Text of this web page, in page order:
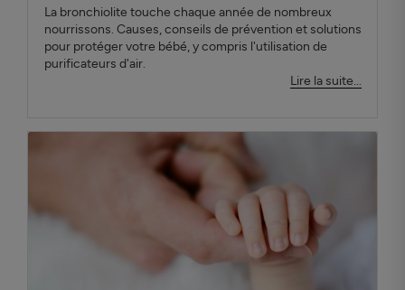
La bronchiolite touche chaque année de nombreux
nourrissons. Causes, conseils de prévention et solutions
pour protéger votre bébé, y compris l'utilisation de
purificateurs d'air.
Lire la suite...